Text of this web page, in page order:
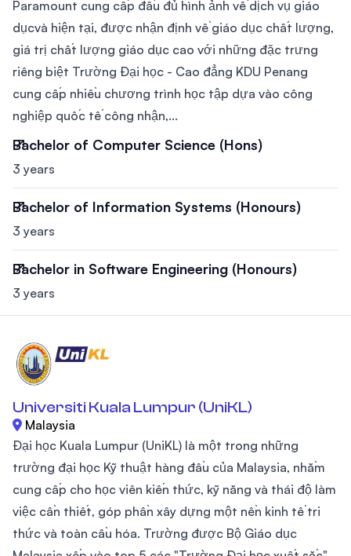
Paramount cung cấp đầu đủ hình ảnh về dịch vụ giáo
dụcvà hiện tại, được nhận định về giáo dục chất lượng,
giá trị chất lượng giáo dục cao với những đặc trưng
riêng biệt Trường Đại học - Cao đẳng KDU Penang
cung cấp nhiều chương trình học tập dựa vào công
nghiệp quốc tế công nhận,...
Bachelor of Computer Science (Hons)
3 years
Bachelor of Information Systems (Honours)
3 years
Bachelor in Software Engineering (Honours)
3 years
Universiti Kuala Lumpur (UniKL)
Malaysia
Đại học Kuala Lumpur (UniKL) là một trong những
trường đại học Kỹ thuật hàng đầu của Malaysia, nhằm
cung cấp cho học viên kiến thức, kỹ năng và thái độ làm
việc cần thiết, góp phần xây dựng một nền kinh tế tri
thức và toàn cầu hóa. Trường được Bộ Giáo dục